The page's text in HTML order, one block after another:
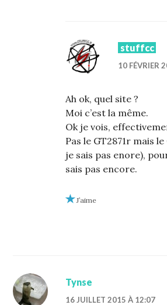
stuffcc
10 FÉVRIER
Ah ok, quel site ?
Moi c’est la même.
Ok je vois,
Pas le GT2871r mais
je sais pas enore),
sais pas encore.
J’aime
Tynse
16 JUILLET 2015 À 12:07